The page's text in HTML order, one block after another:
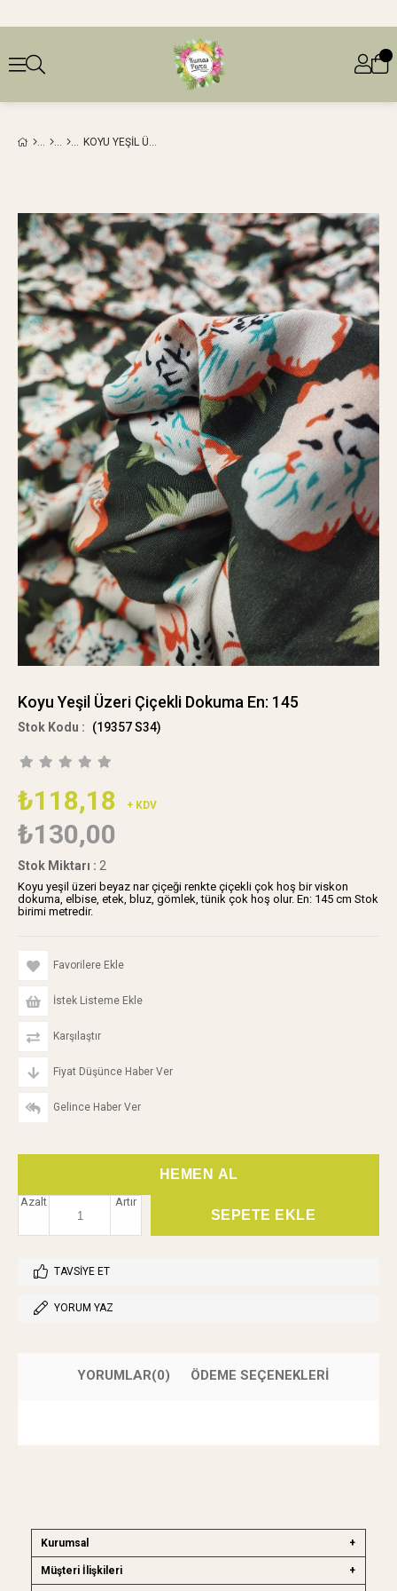
KOYU YEŞIL ÜZERI ÇIÇEKLI DOKUMA EN: 145
Koyu Yeşil Üzeri Çiçekli Dokuma En: 145
(19357 S34)
₺118,18 + KDV
₺130,00
Stok Miktarı : 2
Koyu yeşil üzeri beyaz nar çiçeği renkte çiçekli çok hoş bir viskon
dokuma, elbise, etek, bluz, gömlek, tünik çok hoş olur. En: 145 cm Stok
birimi metredir.
Favorilere Ekle
İstek Listeme Ekle
Karşılaştır
Fiyat Düşünce Haber Ver
Gelince Haber Ver
Artır
Azalt
TAVSIYE ET
YORUM YAZ
YORUMLAR(0) ÖDEME SEÇENEKLERI
Kurumsal
Müşteri İlişkileri